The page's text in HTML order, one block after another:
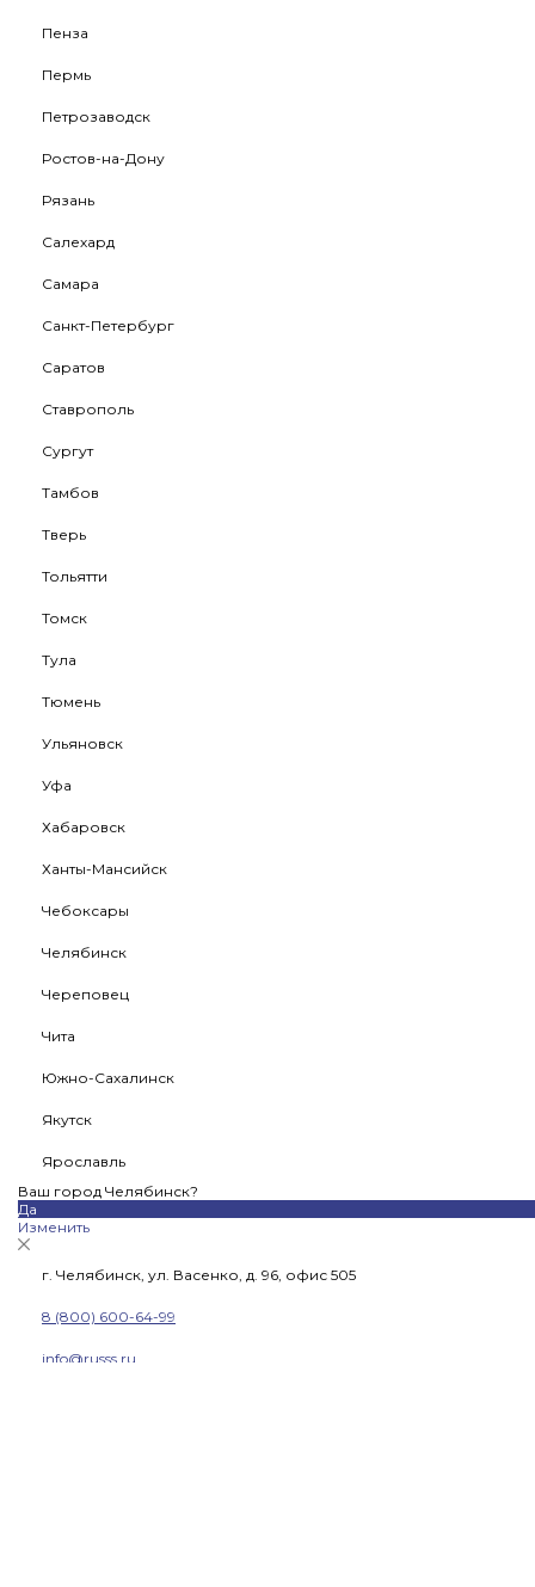
Пенза
Пермь
Петрозаводск
Ростов-на-Дону
Рязань
Салехард
Самара
Санкт-Петербург
Саратов
Ставрополь
Сургут
Тамбов
Тверь
Тольятти
Томск
Тула
Тюмень
Ульяновск
Уфа
Хабаровск
Ханты-Мансийск
Чебоксары
Челябинск
Череповец
Чита
Южно-Сахалинск
Якутск
Ярославль
Ваш город Челябинск?
Да
Изменить
г. Челябинск, ул. Васенко, д. 96, офис 505
8 (800) 600-64-99
info@russs.ru